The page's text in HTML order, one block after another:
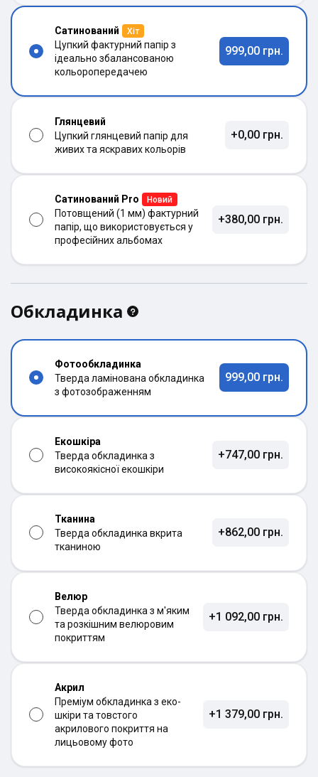
Сатинований Хіт
Цупкий фактурний папір з
ідеально збалансованою
кольоропередачею
999,00 грн.
Глянцевий
Цупкий глянцевий папір для
живих та яскравих кольорів
+0,00 грн.
Сатинований Pro Новий
Потовщений (1 мм) фактурний
папір, що використовується у
професійних альбомах
+380,00 грн.
Обкладинка
Фотообкладинка
Тверда ламінована обкладинка
з фотозображенням
999,00 грн.
Екошкіра
Тверда обкладинка з
високоякісної екошкіри
+747,00 грн.
Тканина
Тверда обкладинка вкрита
тканиною
+862,00 грн.
Велюр
Тверда обкладинка з м'яким
та розкішним велюровим
покриттям
+1 092,00 грн.
Акрил
Преміум обкладинка з еко-
шкіри та товстого
акрилового покриття на
лицьовому фото
+1 379,00 грн.